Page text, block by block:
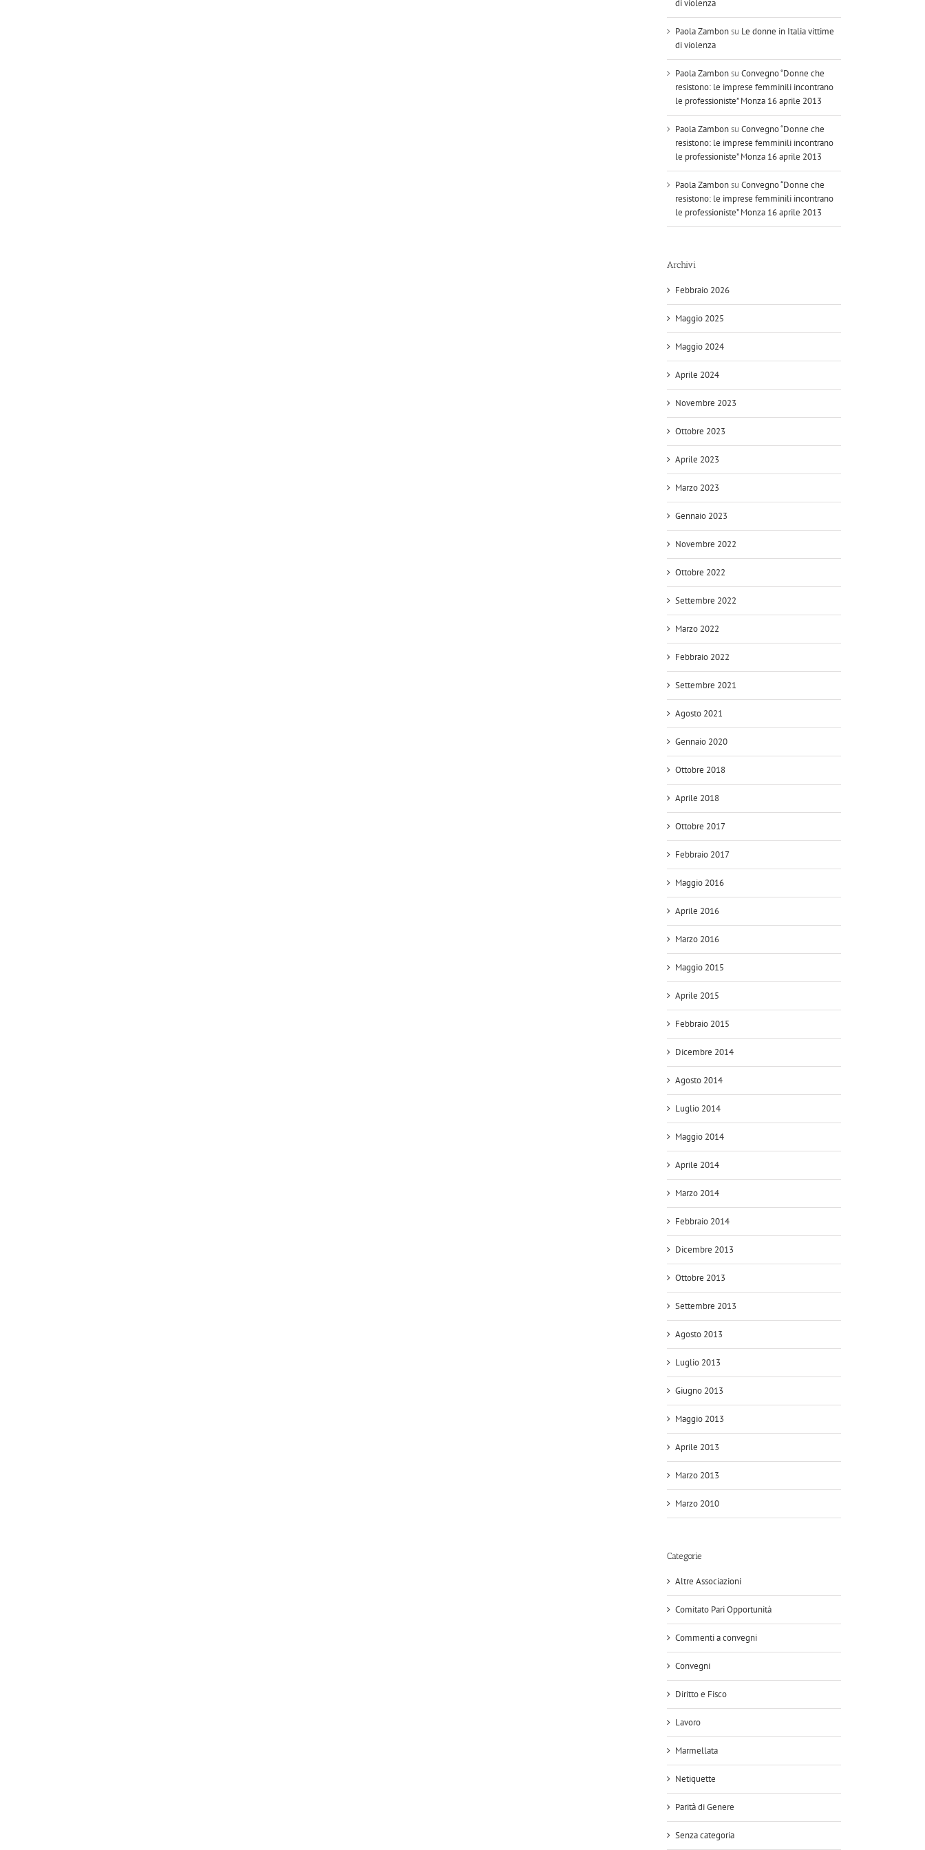
di violenza
Paola Zambonsu Le donne in Italia vittime
di violenza
Paola Zambonsu Convegno “Donne che
resistono: le imprese femminili incontrano
le professioniste” Monza 16 aprile 2013
Paola Zambonsu Convegno “Donne che
resistono: le imprese femminili incontrano
le professioniste” Monza 16 aprile 2013
Paola Zambonsu Convegno “Donne che
resistono: le imprese femminili incontrano
le professioniste” Monza 16 aprile 2013
Archivi
Febbraio 2026
Maggio 2025
Maggio 2024
Aprile 2024
Novembre 2023
Ottobre 2023
Aprile 2023
Marzo 2023
Gennaio 2023
Novembre 2022
Ottobre 2022
Settembre 2022
Marzo 2022
Febbraio 2022
Settembre 2021
Agosto 2021
Gennaio 2020
Ottobre 2018
Aprile 2018
Ottobre 2017
Febbraio 2017
Maggio 2016
Aprile 2016
Marzo 2016
Maggio 2015
Aprile 2015
Febbraio 2015
Dicembre 2014
Agosto 2014
Luglio 2014
Maggio 2014
Aprile 2014
Marzo 2014
Febbraio 2014
Dicembre 2013
Ottobre 2013
Settembre 2013
Agosto 2013
Luglio 2013
Giugno 2013
Maggio 2013
Aprile 2013
Marzo 2013
Marzo 2010
Categorie
Altre Associazioni
Comitato Pari Opportunità
Commenti a convegni
Convegni
Diritto e Fisco
Lavoro
Marmellata
Netiquette
Parità di Genere
Senza categoria